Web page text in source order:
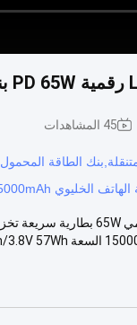
45 المشاهدات
الطاقة المحمول